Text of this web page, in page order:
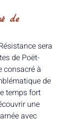
de
sera
de Poët-
consacré à
de
temps fort
une
avec